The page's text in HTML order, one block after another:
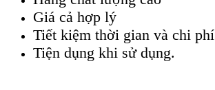
Giá cả hợp lý
Tiết kiệm thời gian và chi phí
Tiện dụng khi sử dụng.